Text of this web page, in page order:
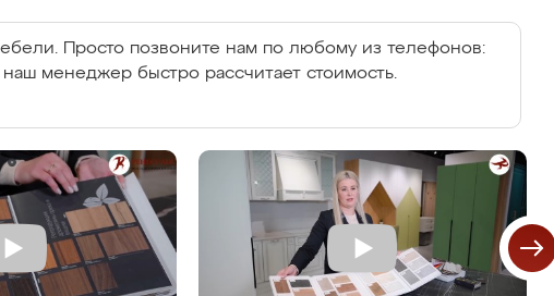
Просто позвоните нам по любому из телефонов:
наш менеджер быстро рассчитает стоимость.